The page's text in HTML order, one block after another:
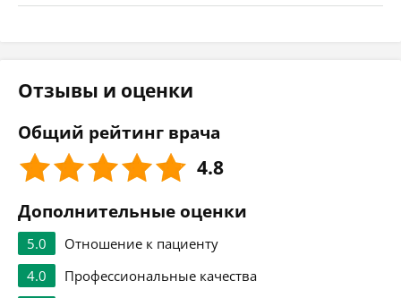
Отзывы и оценки
Общий рейтинг врача
4.8
Дополнительные оценки
5.0
Отношение к пациенту
4.0
Профессиональные качества